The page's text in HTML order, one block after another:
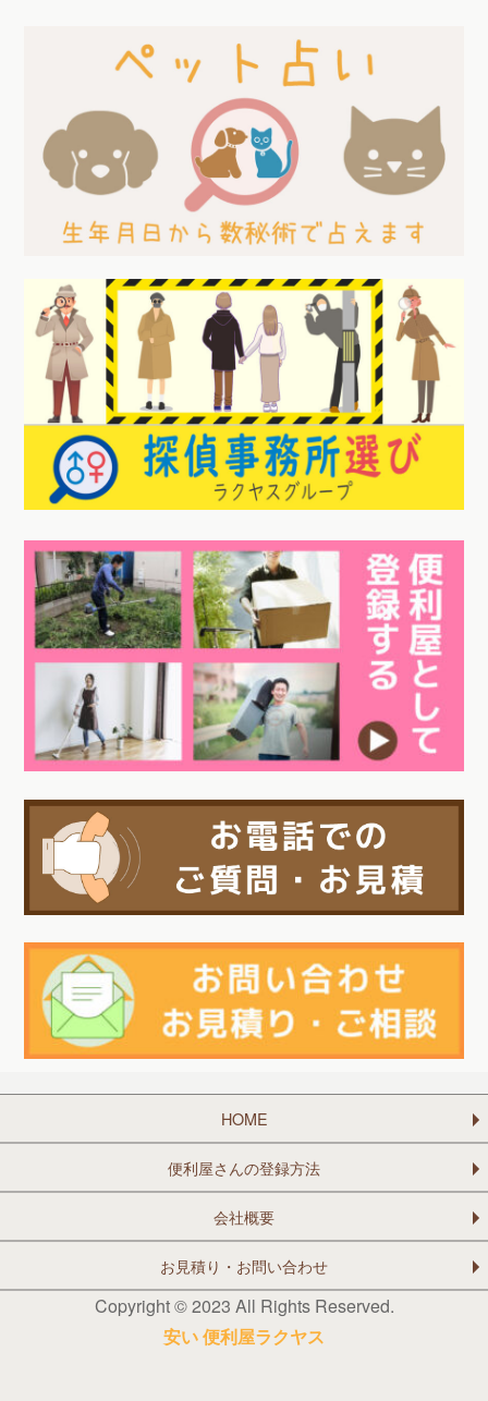
HOME
便利屋さんの登録方法
会社概要
お見積り・お問い合わせ
Copyright © 2023 All Rights Reserved.
安い 便利屋ラクヤス